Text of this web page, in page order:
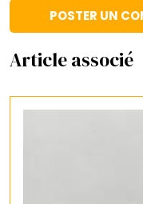
Article associé